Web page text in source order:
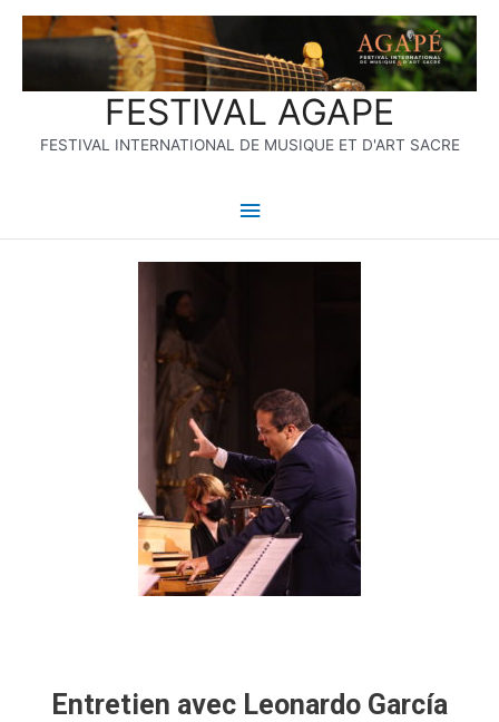
FESTIVAL AGAPE
FESTIVAL INTERNATIONAL DE MUSIQUE ET D'ART SACRE
Menu
principal
Entretien avec Leonardo García